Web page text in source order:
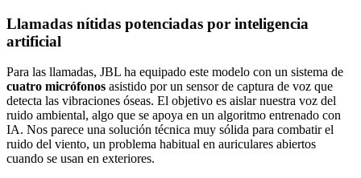
Llamadas nítidas potenciadas por inteligencia
artificial
Para las llamadas, JBL ha equipado este modelo con un sistema de
cuatro micrófonos asistido por un sensor de captura de voz que
detecta las vibraciones óseas. El objetivo es aislar nuestra voz del
ruido ambiental, algo que se apoya en un algoritmo entrenado con
IA. Nos parece una solución técnica muy sólida para combatir el
ruido del viento, un problema habitual en auriculares abiertos
cuando se usan en exteriores.